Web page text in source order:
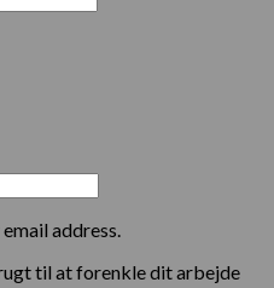
address.
til at forenkle dit arbejde